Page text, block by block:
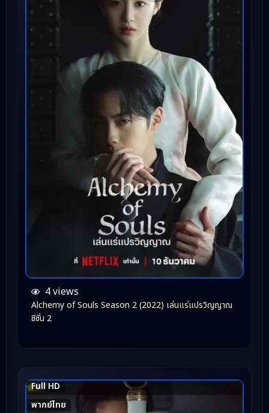
4 views
Alchemy of Souls Season 2 (2022) เล่นแร่แปรวิญญาณ
ซีซั่น 2
Full HD
พากย์ไทย
8.7